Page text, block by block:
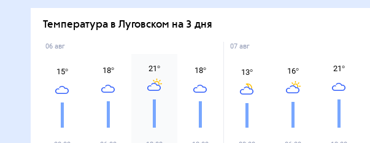
Температура в Луговском на 3 дня
06 авг
15° 18° 21° 18°
07 авг
13° 16° 21°